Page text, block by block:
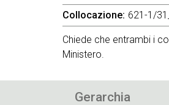
Collocazione 621-1/
Chiede che entrambi i
Ministero.
Gerarchia